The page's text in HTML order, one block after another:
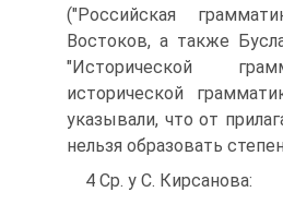
("Российская
Востоков, а также
"Исторической
исторической
указывали, что от
нельзя образовать
4 Ср. у С. Кирсанова: